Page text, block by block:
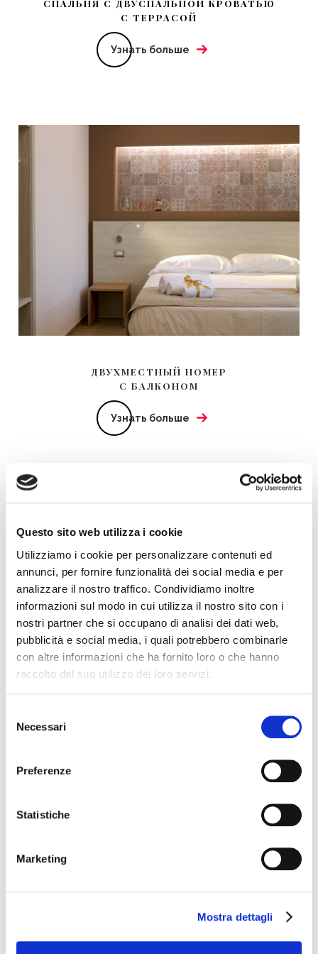
Questo sito web utilizza i cookie
Utilizziamo i cookie per personalizzare contenuti ed
annunci, per fornire funzionalità dei social media e per
analizzare il nostro traffico. Condividiamo inoltre
informazioni sul modo in cui utilizza il nostro sito con i
nostri partner che si occupano di analisi dei dati web,
pubblicità e social media, i quali potrebbero combinarle
con altre informazioni che ha fornito loro o che hanno
raccolto dal suo utilizzo dei loro servizi.
delNecessari
Preferenze
Statistiche
Marketing
Mostra dettagli
СПАЛЬНЯ С ДВУСПАЛЬНОЙ КРОВАТЬЮ
С ТЕРРАСОЙ
Узнать больше
ДВУХМЕСТНЫЙ НОМЕР
С БАЛКОНОМ
Узнать больше
ДВУХМЕСТНЫЙ НОМЕР СДВУСПАЛЬНОЙ